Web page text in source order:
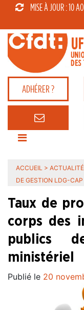
MISE À JOUR : 10
ADHÉRER ?
ACCUEIL >
DE GESTION LDG-CAP
Taux de
corps des
publics
ministériel
Publié le 20